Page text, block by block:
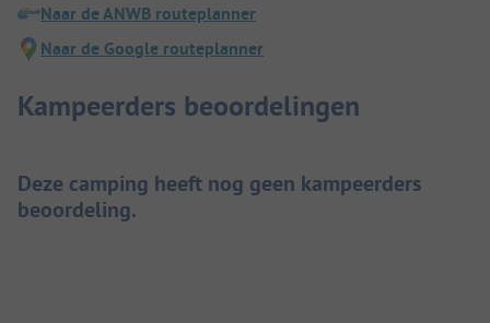
Naar de ANWB routeplanner
Naar de Google routeplanner
Kampeerders beoordelingen
Deze camping heeft nog geen kampeerders
beoordeling.